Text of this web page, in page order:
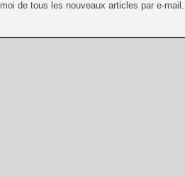
de tous les nouveaux articles par e-mail.